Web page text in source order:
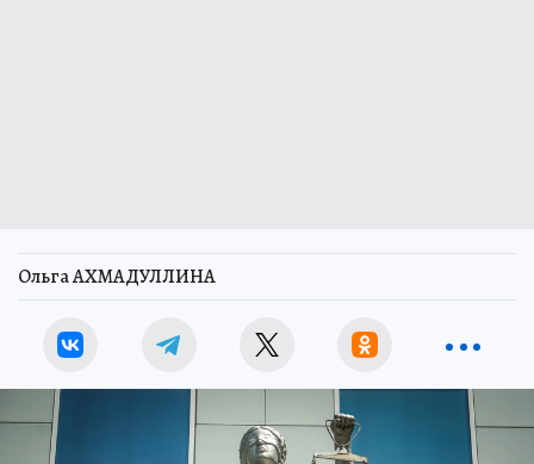
Ольга АХМАДУЛЛИНА